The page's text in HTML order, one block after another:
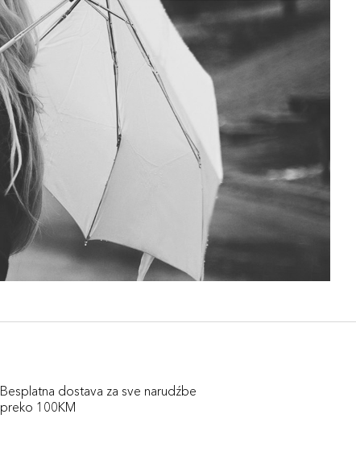
Besplatna dostava za sve narudźbe
preko 100KM